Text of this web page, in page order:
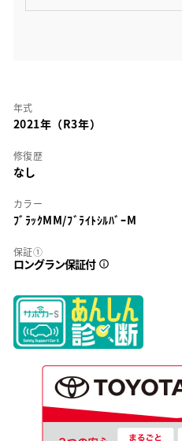
年式
2021年（R3年）
修復歴
なし
カラー
ﾌﾞﾗｯｸMM/ﾌﾞﾗｲﾄｼﾙﾊﾞｰM
保証①
ロングラン保証付